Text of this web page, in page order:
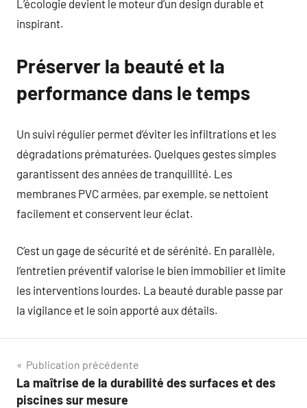
L’écologie devient le moteur d’un design durable et
inspirant.
Préserver la beauté et la
performance dans le temps
Un suivi régulier permet d’éviter les infiltrations et les
dégradations prématurées. Quelques gestes simples
garantissent des années de tranquillité. Les
membranes PVC armées, par exemple, se nettoient
facilement et conservent leur éclat.
C’est un gage de sécurité et de sérénité. En parallèle,
l’entretien préventif valorise le bien immobilier et limite
les interventions lourdes. La beauté durable passe par
la vigilance et le soin apporté aux détails.
Navigation
de
Publication précédente
La maîtrise de la durabilité des surfaces et des
piscines sur mesure